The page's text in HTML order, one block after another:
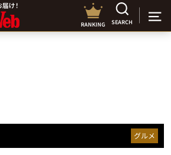
RANKING SEARCH
グルメ